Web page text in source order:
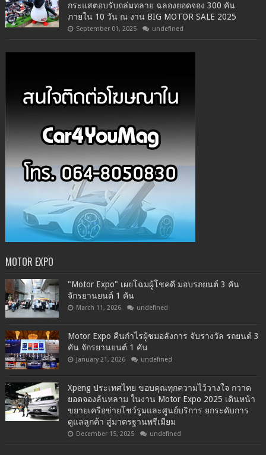
กระแสตอบรับถล่มทลาย ฉลองยอดจอง 300 คัน
ภายใน 10 วัน ณ งาน BIG MOTOR SALE 2025
September 01, 2025 undefined
MOTOR EXPO
"Motor Expo" เผยโฉมผู้โชคดี มอบรถยนต์ 3 คัน
จักรยานยนต์ 1 คัน
March 11, 2026 undefined
Motor Expo คืนกำไรผู้ชมอลังการ จับรางวัล รถยนต์ 3
คัน จักรยานยนต์ 1 คัน
January 21, 2026 undefined
Xpeng ประเทศไทย ขอบคุณทุกความไว้วางใจ กวาด
ยอดจองล้นหลาม ในงาน Motor Expo 2025 เดินหน้า
ขยายเครือข่ายโชว์รูมและศูนย์บริการ ยกระดับการ
ดูแลลูกค้า สู่มาตรฐานพรีเมียม
December 15, 2025 undefined